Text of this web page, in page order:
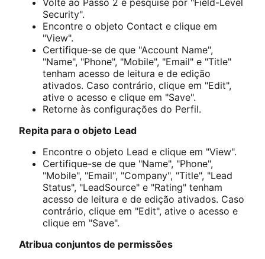
Volte ao Passo 2 e pesquise por "Field-Level
Security".
Encontre o objeto Contact e clique em
"View".
Certifique-se de que "Account Name",
"Name", "Phone", "Mobile", "Email" e "Title"
tenham acesso de leitura e de edição
ativados. Caso contrário, clique em "Edit",
ative o acesso e clique em "Save".
Retorne às configurações do Perfil.
Repita para o objeto Lead
Encontre o objeto Lead e clique em "View".
Certifique-se de que "Name", "Phone",
"Mobile", "Email", "Company", "Title", "Lead
Status", "LeadSource" e "Rating" tenham
acesso de leitura e de edição ativados. Caso
contrário, clique em "Edit", ative o acesso e
clique em "Save".
Atribua conjuntos de permissões